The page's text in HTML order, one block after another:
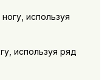
используя
используя ряд